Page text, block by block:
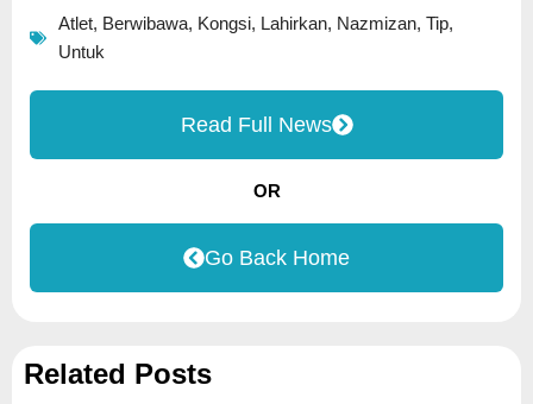
Atlet, Berwibawa, Kongsi, Lahirkan, Nazmizan, Tip,
Untuk
Read Full News
OR
Go Back Home
Related Posts